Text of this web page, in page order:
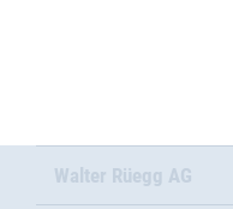
Walter Rüegg AG